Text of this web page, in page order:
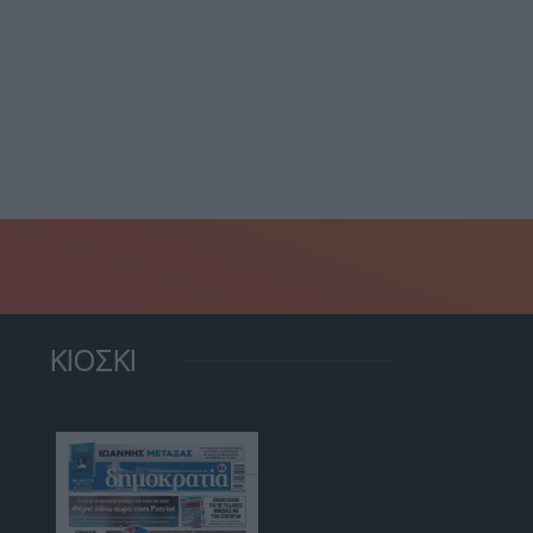
ΚΙΟΣΚΙ